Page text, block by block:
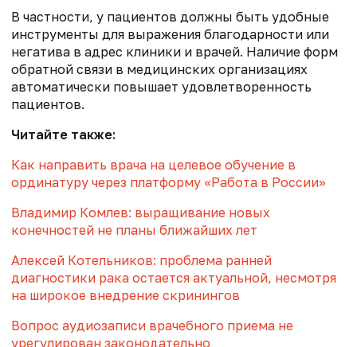
В частности, у пациентов должны быть удобные
инструменты для выражения благодарности или
негатива в адрес клиники и врачей. Наличие форм
обратной связи в медицинских организациях
автоматически повышает удовлетворенность
пациентов.
Читайте также:
Как направить врача на целевое обучение в
ординатуру через платформу «Работа в России»
Владимир Комлев: выращивание новых
конечностей не планы ближайших лет
Алексей Котельников: проблема ранней
диагностики рака остается актуальной, несмотря
на широкое внедрение скринингов
Вопрос аудиозаписи врачебного приема не
урегулирован законодательно